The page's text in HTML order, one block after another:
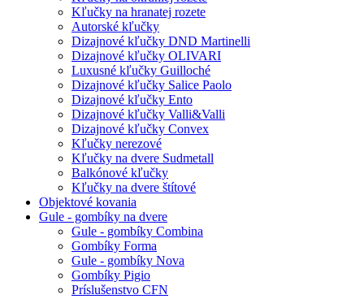
Kľučky na hranatej rozete
Autorské kľučky
Dizajnové kľučky DND Martinelli
Dizajnové kľučky OLIVARI
Luxusné kľučky Guilloché
Dizajnové kľučky Salice Paolo
Dizajnové kľučky Ento
Dizajnové kľučky Valli&Valli
Dizajnové kľučky Convex
Kľučky nerezové
Kľučky na dvere Sudmetall
Balkónové kľučky
Kľučky na dvere štítové
Objektové kovania
Gule - gombíky na dvere
Gule - gombíky Combina
Gombíky Forma
Gule - gombíky Nova
Gombíky Pigio
Príslušenstvo CFN